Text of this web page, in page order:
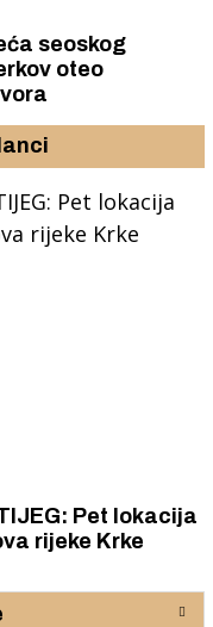
seoskog
Pet lokacija
rijeke Krke